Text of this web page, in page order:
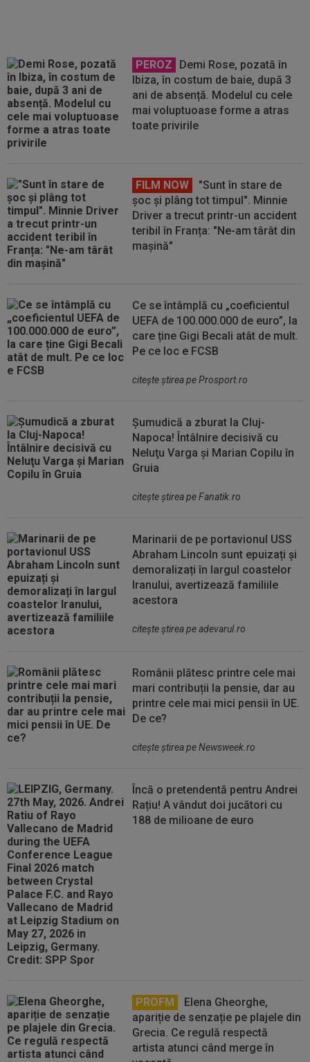
PEROZ
Demi Rose, pozată în
Ibiza, în costum de baie, după 3
ani de absență. Modelul cu cele
mai voluptuoase forme a atras
toate privirile
FILM NOW
"Sunt în stare de
șoc și plâng tot timpul". Minnie
Driver a trecut printr-un accident
teribil în Franța: "Ne-am târât din
mașină"
Ce se întâmplă cu „coeficientul
UEFA de 100.000.000 de euro”, la
care ține Gigi Becali atât de mult.
Pe ce loc e FCSB
citeşte ştirea pe Prosport.ro
Șumudică a zburat la Cluj-
Napoca! Întâlnire decisivă cu
Neluţu Varga şi Marian Copilu în
Gruia
citeşte ştirea pe Fanatik.ro
Marinarii de pe portavionul USS
Abraham Lincoln sunt epuizați și
demoralizați în largul coastelor
Iranului, avertizează familiile
acestora
citeşte ştirea pe adevarul.ro
Românii plătesc printre cele mai
mari contribuții la pensie, dar au
printre cele mai mici pensii în UE.
De ce?
citeşte ştirea pe Newsweek.ro
Încă o pretendentă pentru Andrei
Rațiu! A vândut doi jucători cu
188 de milioane de euro
PROFM
Elena Gheorghe,
apariție de senzație pe plajele din
Grecia. Ce regulă respectă
artista atunci când merge în